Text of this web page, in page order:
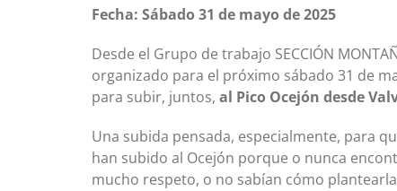
Fecha: Sábado 31 de mayo de 2025
Desde el Grupo de trabajo SECCIÓN
organizado para el próximo sábado 31 de
para subir, juntos, al Pico Ocejón desde
Una subida pensada, especialmente, para
han subido al Ocejón porque o nunca
mucho respeto, o no sabían cómo